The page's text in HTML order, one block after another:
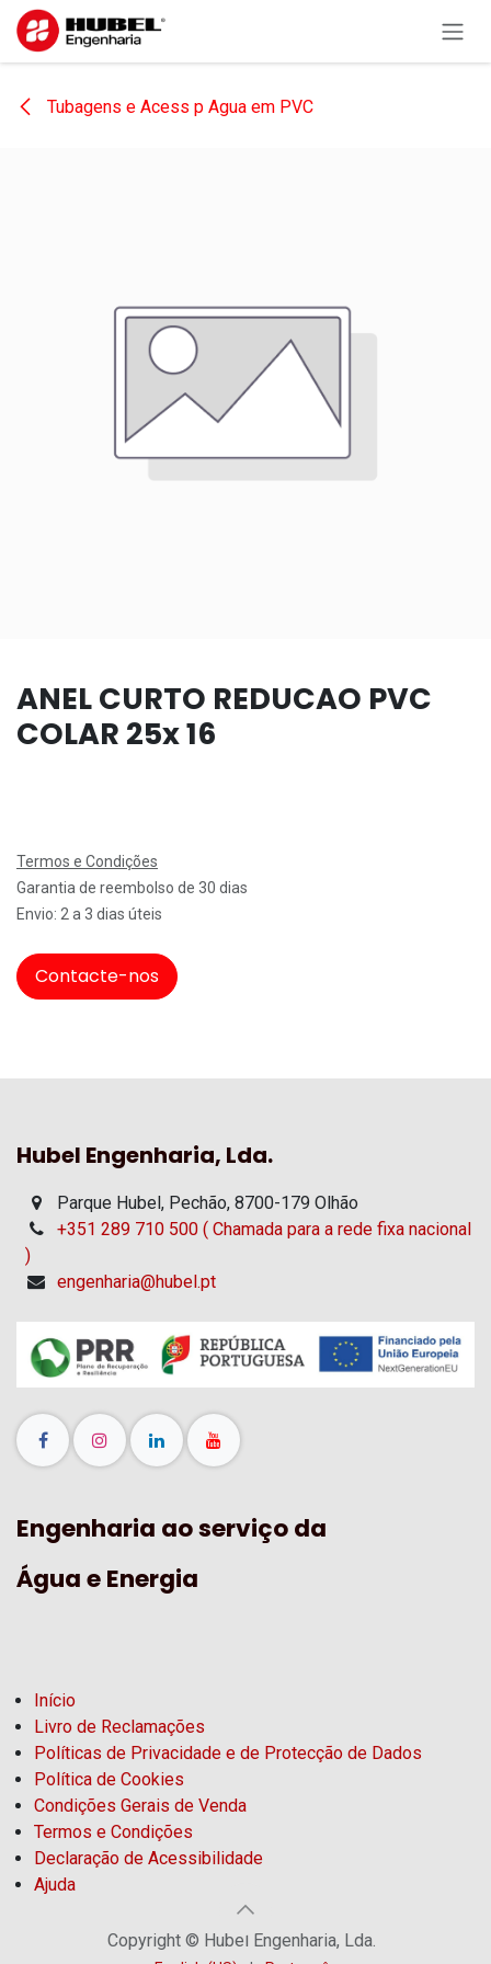
Pular para o conteúdo
Tubagens e Acess p Agua em PVC
ANEL CURTO REDUCAO PVC
COLAR 25x 16
Termos e Condições
Garantia de reembolso de 30 dias
Envio: 2 a 3 dias úteis
Contacte-nos
Hubel Engenharia, Lda.
Parque Hubel, Pechão, 8700-179 Olhão
+351 289 710 500 ( Chamada para a rede fixa nacional
)
engenharia@hubel.pt
Engenharia ao serviço da
Água e Energia
Início
Livro de Reclamações
Políticas de Privacidade e de Protecção de Dados
Política de Cookies
Condições Gerais de Venda
Termos e Condições
Declaração de Acessibilidade
Ajuda
Copyright © Hubel Engenharia, Lda.